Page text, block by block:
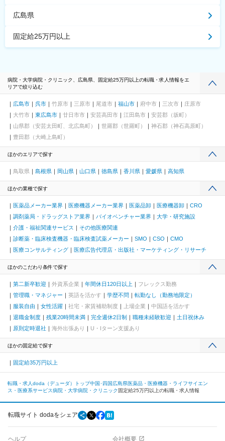
広島県
固定給25万円以上
病院・大学病院・クリニック、広島県、固定給25万円以上の転職・求人情報をエ
リアで絞り込む
広島市 呉市 竹原市 三原市 尾道市 福山市 府中市 三次市
庄原市
大竹市
東広島市 廿日市市 安芸高田市 江田島市
安芸郡（坂町）
山県郡（安芸太田町、北広島町）
世羅郡（世羅町）
神石郡（神石高原町）
豊田郡（大崎上島町）
ほかのエリアで探す
鳥取県 島根県 岡山県 山口県 徳島県 香川県 愛媛県 高知県
ほかの業種で探す
医薬品メーカー業界 医療機器メーカー業界 医薬品卸 医療機器卸
CRO
調剤薬局・ドラッグストア業界
バイオベンチャー業界
大学・研究施設
介護・福祉関連サービス
その他医療関連
診断薬・臨床検査機器・臨床検査試薬メーカー
SMO CSO
CMO
医療コンサルティング
医療広告代理店・出版社・マーケティング・リサーチ
ほかのこだわり条件で探す
第二新卒歓迎 外資系企業 年間休日120日以上
フレックス勤務
管理職・マネジャー
英語を活かす 学歴不問
転勤なし（勤務地限定）
服装自由
女性活躍 社宅・家賃補助制度 上場企業
中国語を活かす
退職金制度
残業20時間未満 完全週休2日制 職種未経験歓迎
土日祝休み
原則定時退社
海外出張あり U・Iターン支援あり
ほかの固定給で探す
固定給35万円以上
転職・求人doda（デューダ）トップ中国･四国 広島県医薬品・医療機器・ライフサイエン
ス・医療系サービス病院・大学病院・クリニック固定給25万円以上の転職・求人情報
転職サイト dodaをシェア
ヘルプ 会社概要